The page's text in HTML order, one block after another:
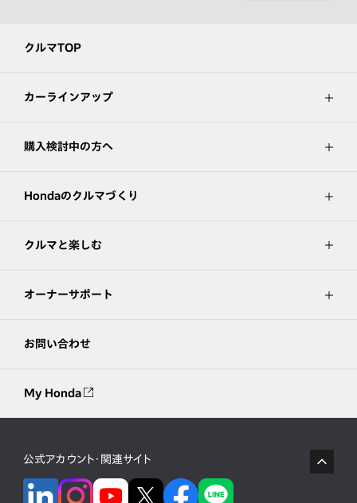
クルマTOP
カーラインアップ
購入検討中の方へ
Hondaのクルマづくり
クルマと楽しむ
オーナーサポート
お問い合わせ
My Honda
公式アカウント・関連サイト